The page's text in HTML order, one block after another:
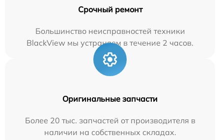
Срочный ремонт
Большинство неисправностей техники
BlackView мы устраняем в течение 2 часов.
Оригинальные запчасти
Более 20 тыс. запчастей от производителя в
наличии на собственных складах.